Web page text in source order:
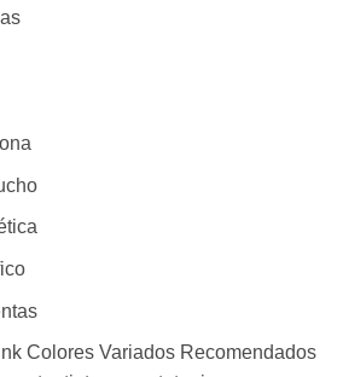
Colores Variados Recomendados